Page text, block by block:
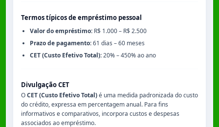
Termos típicos de empréstimo pessoal
Valor do empréstimo: R$ 1.000 – R$ 2.500
Prazo de pagamento:61 dias – 60 meses
CET (Custo Efetivo Total):20% – 450% ao ano
Divulgação CET
OCET (Custo Efetivo Total)é uma medida padronizada do custo
do crédito, expressa em percentagem anual. Para fins
informativos e comparativos, incorpora custos e despesas
associados ao empréstimo.